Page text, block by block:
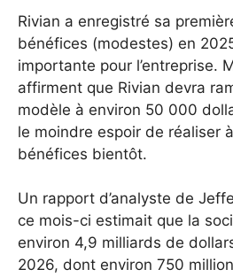
Rivian a enregistré sa
bénéfices (modestes) en
importante pour l’entreprise.
affirment que Rivian devra
modèle à environ 50 000
le moindre espoir de réaliser
bénéfices bientôt.
Un rapport d’analyste de
ce mois-ci estimait que la
environ 4,9 milliards de
2026, dont environ 750